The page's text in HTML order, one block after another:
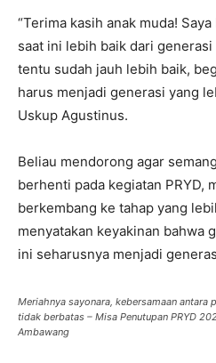
“Terima kasih anak muda!
saat ini lebih baik dari
tentu sudah jauh lebih baik,
harus menjadi generasi yang
Uskup Agustinus.
Beliau mendorong agar
berhenti pada kegiatan PRYD,
berkembang ke tahap yang
menyatakan keyakinan bahwa
ini seharusnya menjadi
Meriahnya sayonara, kebersamaan antara
tidak berbatas – Misa Penutupan PRYD
Ambawang